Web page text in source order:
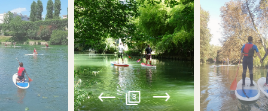
3